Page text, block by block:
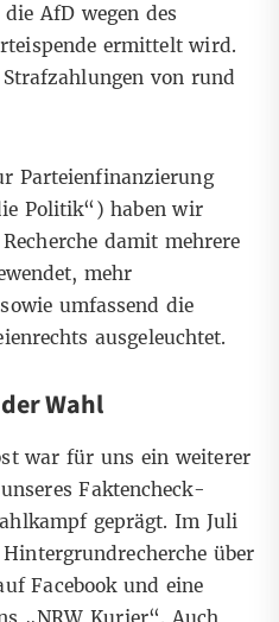
AfD wegen des
ermittelt wird.
von rund
Parteienfinanzierung
Politik“) haben wir
damit mehrere
mehr
umfassend die
ausgeleuchtet.
Wahl
war für uns ein weiterer
Faktencheck-
geprägt. Im Juli
Hintergrundrecherche über
Facebook und eine